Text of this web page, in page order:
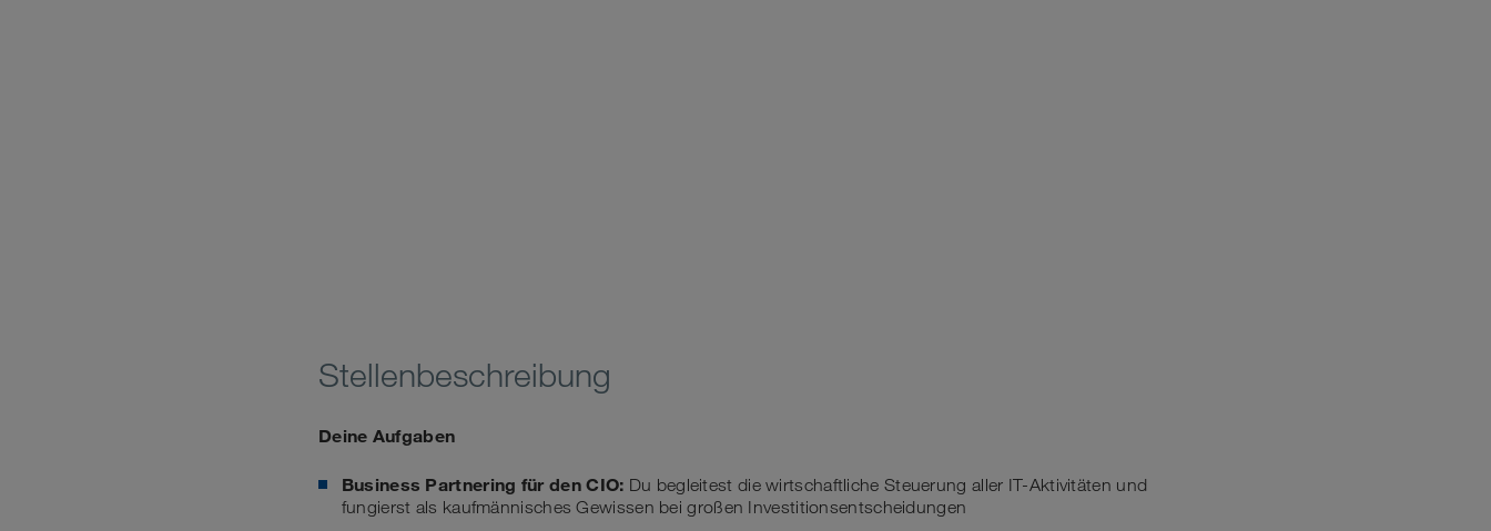
Stellenbeschreibung
Deine Aufgaben
Business Partnering für den CIO: Du begleitest die wirtschaftliche Steuerung aller IT-Aktivitäten und
fungierst als kaufmännisches Gewissen bei großen Investitionsentscheidungen